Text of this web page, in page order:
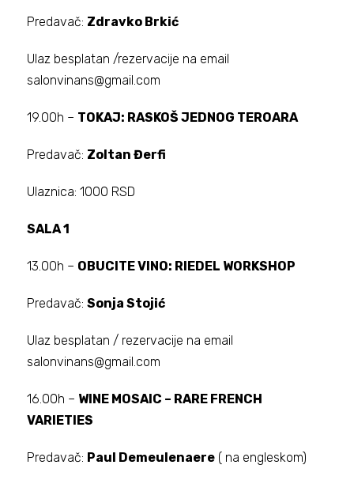
Predavač: Zdravko Brkić
Ulaz besplatan /rezervacije na email
salonvinans@gmail.com
19.00h – TOKAJ: RASKOŠ JEDNOG TEROARA
Predavač: Zoltan Đerfi
Ulaznica: 1000 RSD
SALA 1
13.00h – OBUCITE VINO: RIEDEL WORKSHOP
Predavač:Sonja Stojić
Ulaz besplatan / rezervacije na email
salonvinans@gmail.com
16.00h – WINE MOSAIC – RARE FRENCH
VARIETIES
Predavač: Paul Demeulenaere ( na engleskom)